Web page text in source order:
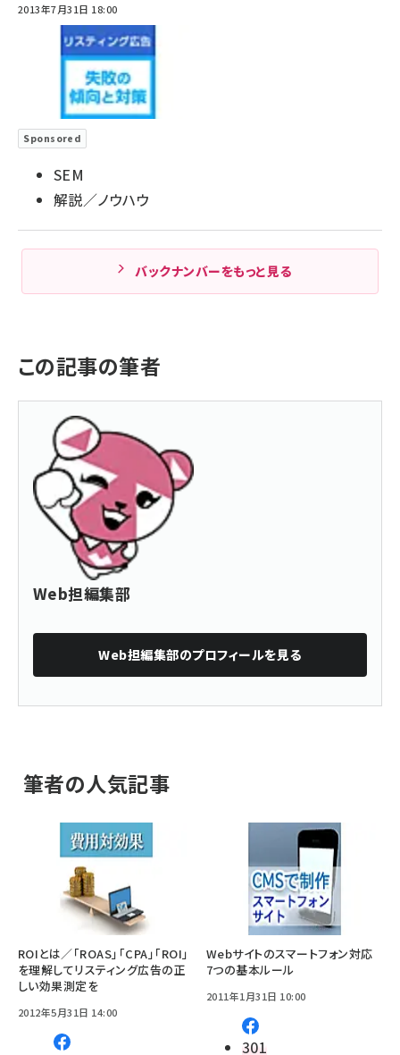
2013年7月31日 18:00
Sponsored
SEM
解説／ノウハウ
バックナンバーをもっと見る
この記事の筆者
Web担編集部
Web担編集部のプロフィールを見る
筆者の人気記事
ROIとは／「ROAS」「CPA」「ROI」
を理解してリスティング広告の正
しい効果測定を
2012年5月31日 14:00
Webサイトのスマートフォン対応
7つの基本ルール
2011年1月31日 10:00
301